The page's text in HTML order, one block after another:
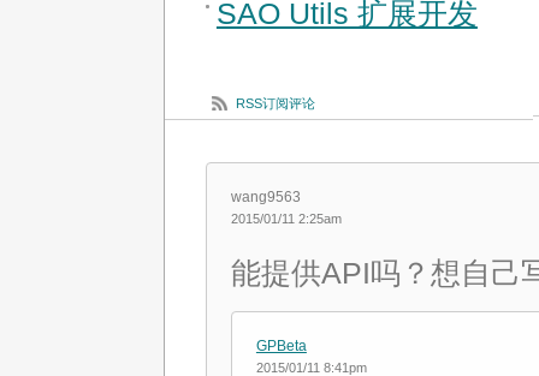
SAO Utils 扩展开发
RSS订阅评论
wang9563
2015/01/11 2:25am
能提供API吗？想自己
GPBeta
2015/01/11 8:41pm